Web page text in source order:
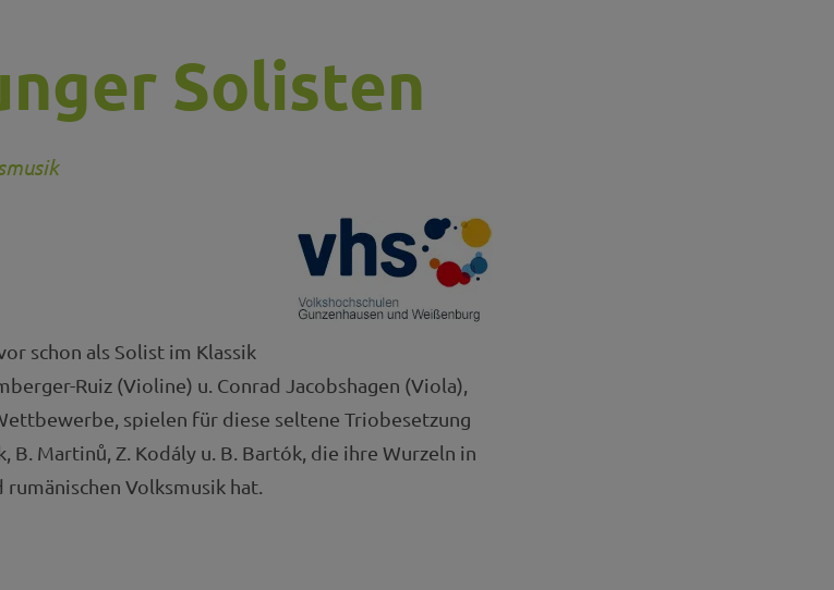
Solisten
schon als Solist im Klassik
Ruiz (Violine) u. Conrad Jacobshagen (Viola),
spielen für diese seltene Triobesetzung
B. Martinů, Z. Kodály u. B. Bartók, die ihre Wurzeln in
Volksmusik hat.